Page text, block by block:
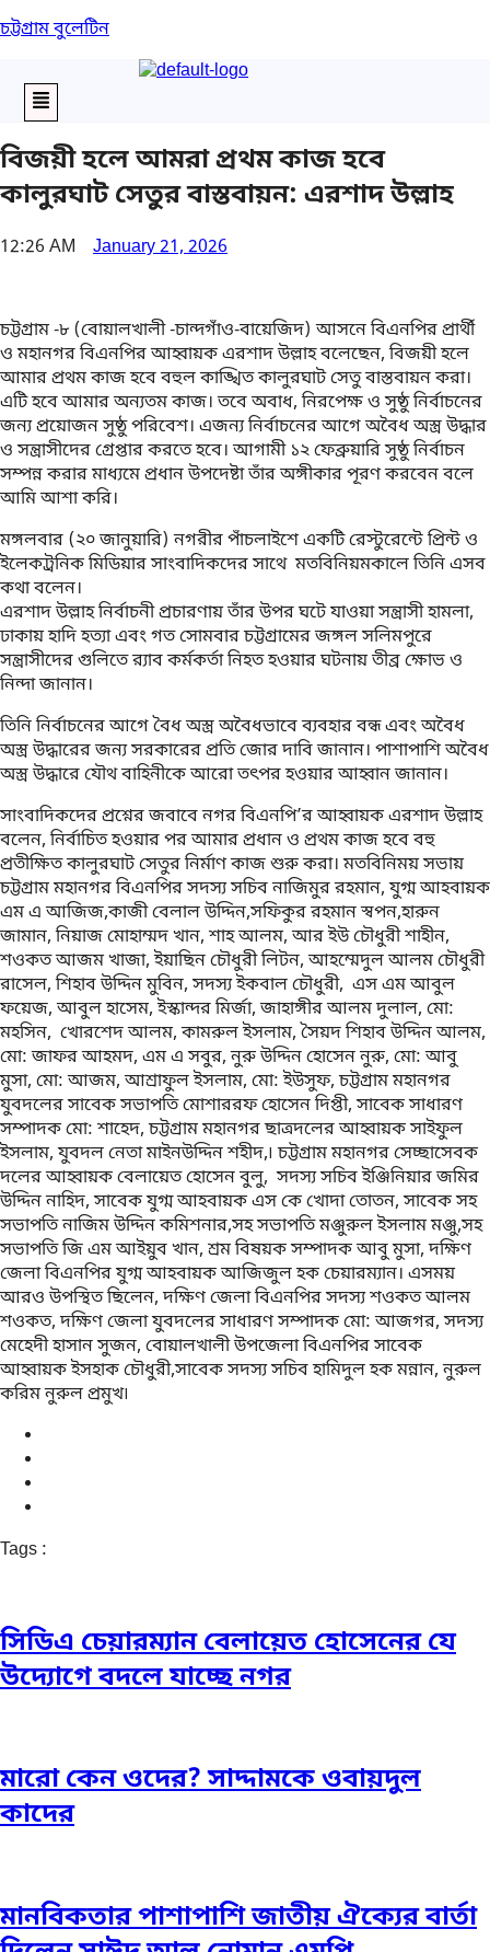
চট্টগ্রাম বুলেটিন
Menu
বিজয়ী হলে আমরা প্রথম কাজ হবে
কালুরঘাট সেতুর বাস্তবায়ন: এরশাদ উল্লাহ
12:26 AM January 21, 2026
চট্টগ্রাম -৮ (বোয়ালখালী -চান্দগাঁও-বায়েজিদ) আসনে বিএনপির প্রার্থী
ও মহানগর বিএনপির আহ্বায়ক এরশাদ উল্লাহ বলেছেন, বিজয়ী হলে
আমার প্রথম কাজ হবে বহুল কাঙ্খিত কালুরঘাট সেতু বাস্তবায়ন করা।
এটি হবে আমার অন্যতম কাজ। তবে অবাধ, নিরপেক্ষ ও সুষ্ঠু নির্বাচনের
জন্য প্রয়োজন সুষ্ঠু পরিবেশ। এজন্য নির্বাচনের আগে অবৈধ অস্ত্র উদ্ধার
ও সন্ত্রাসীদের গ্রেপ্তার করতে হবে। আগামী ১২ ফেব্রুয়ারি সুষ্ঠু নির্বাচন
সম্পন্ন করার মাধ্যমে প্রধান উপদেষ্টা তাঁর অঙ্গীকার পূরণ করবেন বলে
আমি আশা করি।
মঙ্গলবার (২০ জানুয়ারি) নগরীর পাঁচলাইশে একটি রেস্টুরেন্টে প্রিন্ট ও
ইলেকট্রনিক মিডিয়ার সাংবাদিকদের সাথে মতবিনিয়মকালে তিনি এসব
কথা বলেন।
এরশাদ উল্লাহ নির্বাচনী প্রচারণায় তাঁর উপর ঘটে যাওয়া সন্ত্রাসী হামলা,
ঢাকায় হাদি হত্যা এবং গত সোমবার চট্টগ্রামের জঙ্গল সলিমপুরে
সন্ত্রাসীদের গুলিতে র‍্যাব কর্মকর্তা নিহত হওয়ার ঘটনায় তীব্র ক্ষোভ ও
নিন্দা জানান।
তিনি নির্বাচনের আগে বৈধ অস্ত্র অবৈধভাবে ব্যবহার বন্ধ এবং অবৈধ
অস্ত্র উদ্ধারের জন্য সরকারের প্রতি জোর দাবি জানান। পাশাপাশি অবৈধ
অস্ত্র উদ্ধারে যৌথ বাহিনীকে আরো তৎপর হওয়ার আহ্বান জানান।
সাংবাদিকদের প্রশ্নের জবাবে নগর বিএনপি’র আহ্বায়ক এরশাদ উল্লাহ
বলেন, নির্বাচিত হওয়ার পর আমার প্রধান ও প্রথম কাজ হবে বহু
প্রতীক্ষিত কালুরঘাট সেতুর নির্মাণ কাজ শুরু করা। মতবিনিময় সভায়
চট্টগ্রাম মহানগর বিএনপির সদস্য সচিব নাজিমুর রহমান, যুগ্ম আহবায়ক
এম এ আজিজ,কাজী বেলাল উদ্দিন,সফিকুর রহমান স্বপন,হারুন
জামান, নিয়াজ মোহাম্মদ খান, শাহ আলম, আর ইউ চৌধুরী শাহীন,
শওকত আজম খাজা, ইয়াছিন চৌধুরী লিটন, আহম্মেদুল আলম চৌধুরী
রাসেল, শিহাব উদ্দিন মুবিন, সদস্য ইকবাল চৌধুরী, এস এম আবুল
ফয়েজ, আবুল হাসেম, ইস্কান্দর মির্জা, জাহাঙ্গীর আলম দুলাল, মো:
মহসিন, খোরশেদ আলম, কামরুল ইসলাম, সৈয়দ শিহাব উদ্দিন আলম,
মো: জাফর আহমদ, এম এ সবুর, নুরু উদ্দিন হোসেন নুরু, মো: আবু
মুসা, মো: আজম, আশ্রাফুল ইসলাম, মো: ইউসুফ, চট্টগ্রাম মহানগর
যুবদলের সাবেক সভাপতি মোশাররফ হোসেন দিপ্তী, সাবেক সাধারণ
সম্পাদক মো: শাহেদ, চট্টগ্রাম মহানগর ছাত্রদলের আহ্বায়ক সাইফুল
ইসলাম, যুবদল নেতা মাইনউদ্দিন শহীদ,৷ চট্টগ্রাম মহানগর সেচ্ছাসেবক
দলের আহ্বায়ক বেলায়েত হোসেন বুলু, সদস্য সচিব ইঞ্জিনিয়ার জমির
উদ্দিন নাহিদ, সাবেক যুগ্ম আহবায়ক এস কে খোদা তোতন, সাবেক সহ
সভাপতি নাজিম উদ্দিন কমিশনার,সহ সভাপতি মঞ্জুরুল ইসলাম মঞ্জু,সহ
সভাপতি জি এম আইয়ুব খান, শ্রম বিষয়ক সম্পাদক আবু মুসা, দক্ষিণ
জেলা বিএনপির যুগ্ম আহবায়ক আজিজুল হক চেয়ারম্যান। এসময়
আরও উপস্থিত ছিলেন, দক্ষিণ জেলা বিএনপির সদস্য শওকত আলম
শওকত, দক্ষিণ জেলা যুবদলের সাধারণ সম্পাদক মো: আজগর, সদস্য
মেহেদী হাসান সুজন, বোয়ালখালী উপজেলা বিএনপির সাবেক
আহ্বায়ক ইসহাক চৌধুরী,সাবেক সদস্য সচিব হামিদুল হক মন্নান, নুরুল
করিম নুরুল প্রমুখ৷
Tags :
সিডিএ চেয়ারম্যান বেলায়েত হোসেনের যে
উদ্যোগে বদলে যাচ্ছে নগর
মারো কেন ওদের? সাদ্দামকে ওবায়দুল
কাদের
মানবিকতার পাশাপাশি জাতীয় ঐক্যের বার্তা